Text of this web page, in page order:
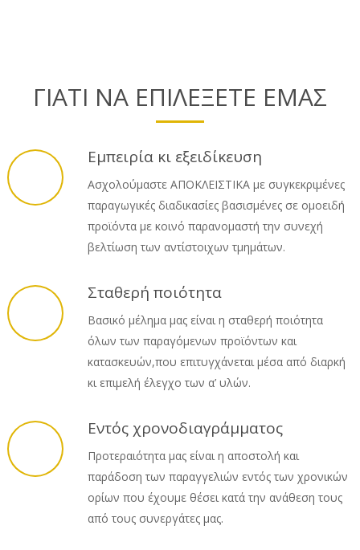
ΓΙΑΤΙ ΝΑ ΕΠΙΛΕΞΕΤΕ ΕΜΑΣ
Εμπειρία κι εξειδίκευση
Ασχολούμαστε ΑΠΟΚΛΕΙΣΤΙΚΑ με συγκεκριμένες
παραγωγικές διαδικασίες βασισμένες σε ομοειδή
προϊόντα με κοινό παρανομαστή την συνεχή
βελτίωση των αντίστοιχων τμημάτων.
Σταθερή ποιότητα
Βασικό μέλημα μας είναι η σταθερή ποιότητα
όλων των παραγόμενων προϊόντων και
κατασκευών,που επιτυγχάνεται μέσα από διαρκή
κι επιμελή έλεγχο των α’ υλών.
Εντός χρονοδιαγράμματος
Προτεραιότητα μας είναι η αποστολή και
παράδοση των παραγγελιών εντός των χρονικών
ορίων που έχουμε θέσει κατά την ανάθεση τους
από τους συνεργάτες μας.